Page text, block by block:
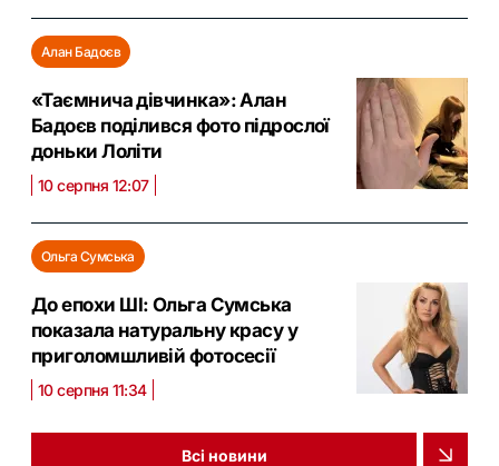
Алан Бадоєв
«Таємнича дівчинка»: Алан
Бадоєв поділився фото підрослої
доньки Лоліти
10 серпня 12:07
Ольга Сумська
До епохи ШІ: Ольга Сумська
показала натуральну красу у
приголомшливій фотосесії
10 серпня 11:34
Всі новини